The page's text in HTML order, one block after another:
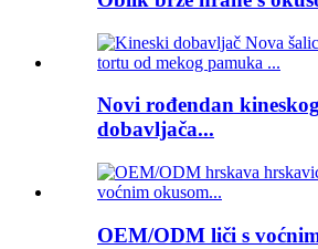
Novi rođendan
dobavljača...
OEM/ODM liči s